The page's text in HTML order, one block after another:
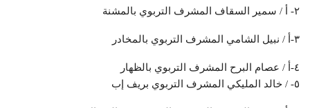
٢- أ / سمير السقاف المشرف التربوي بالمشنة
٣-أ / نبيل الشامي المشرف التربوي بالمخادر
٤-أ / عصام البرح المشرف التربوي بالظهار
٥- / خالد المليكي المشرف التربوي بريف إب